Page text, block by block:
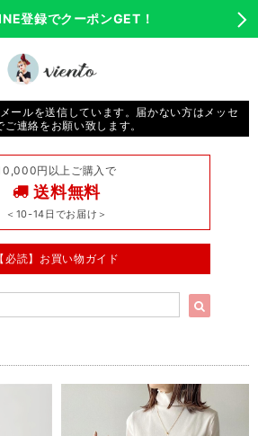
登録でクーポンGET！
ールを送信しています。届かない方はメッセ
ご連絡をお願い致します。
円以上ご購入で
送料無料
＜10-14日でお届け＞
【必読】お買い物ガイド